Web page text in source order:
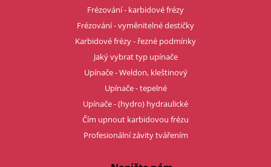
Frézování - karbidové frézy
Frézování - vyměnitelné destičky
Karbidové frézy - řezné podmínky
Jaký vybrat typ upínače
Upínače - Weldon, kleštinový
Upínače - tepelné
Upínače - (hydro) hydraulické
Čím upnout karbidovou frézu
Profesionální závity tvářením